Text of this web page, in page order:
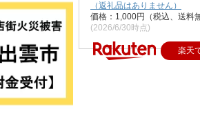
（返礼品はありません）
価格：1,000円（税込、送料
(2026/6/30時点)
楽天